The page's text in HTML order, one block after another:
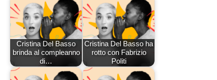
Cristina Del Basso
brinda al compleanno
di…
Cristina Del Basso ha
rotto con Fabrizio
Politi